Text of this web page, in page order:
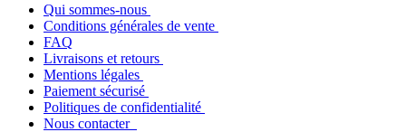
Qui sommes-nous
Conditions générales de vente
FAQ
Livraisons et retours
Mentions légales
Paiement sécurisé
Politiques de confidentialité
Nous contacter